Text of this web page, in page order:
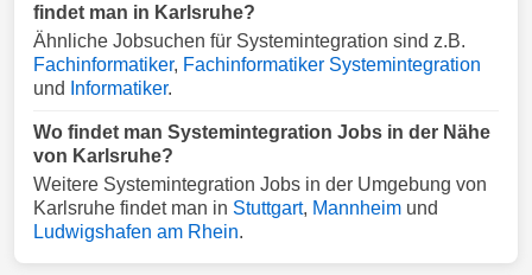
findet man in Karlsruhe?
Ähnliche Jobsuchen für Systemintegration sind z.B.
Fachinformatiker, Fachinformatiker Systemintegration
und
Informatiker.
Wo findet man Systemintegration Jobs in der Nähe
von Karlsruhe?
Weitere Systemintegration Jobs in der Umgebung von
Karlsruhe findet man in Stuttgart, Mannheim und
Ludwigshafen am Rhein.